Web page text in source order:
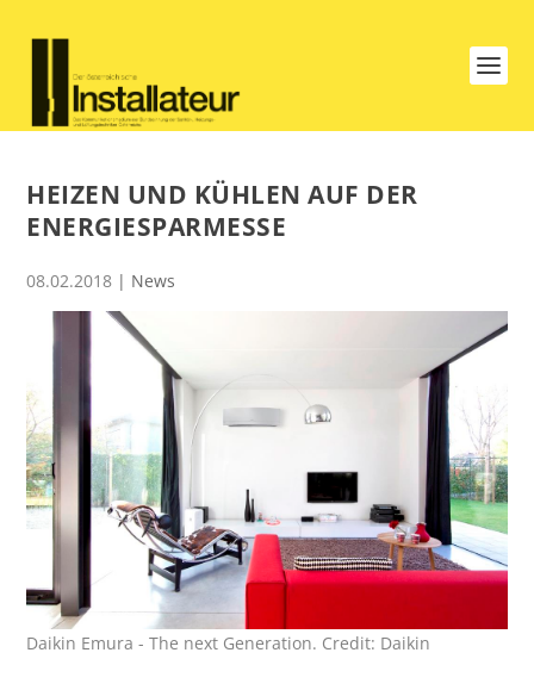
HEIZEN UND KÜHLEN AUF DER
ENERGIESPARMESSE
08.02.2018 | News
Daikin Emura - The next Generation. Credit: Daikin